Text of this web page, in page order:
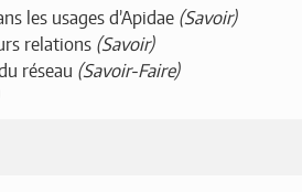
les usages d’Apidae (Savoir)
relations (Savoir)
réseau (Savoir-Faire)